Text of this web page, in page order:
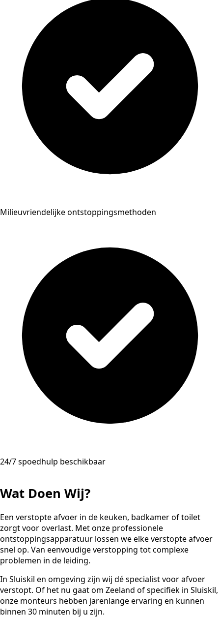
Milieuvriendelijke ontstoppingsmethoden
24/7 spoedhulp beschikbaar
Wat Doen Wij?
Een verstopte afvoer in de keuken, badkamer of toilet
zorgt voor overlast. Met onze professionele
ontstoppingsapparatuur lossen we elke verstopte afvoer
snel op. Van eenvoudige verstopping tot complexe
problemen in de leiding.
In Sluiskil en omgeving zijn wij dé specialist voor afvoer
verstopt. Of het nu gaat om Zeeland of specifiek in Sluiskil,
onze monteurs hebben jarenlange ervaring en kunnen
binnen 30 minuten bij u zijn.